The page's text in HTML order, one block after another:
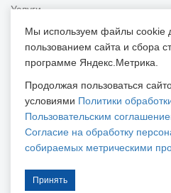
Услуги
Информация
Публичная оферта
Новости и советы
Контакты
Положение об обработке
Пользовательское соглашение
Согласие на обработку
Согласие на обработку
метрическими программами
Мы используем файлы cookie
пользованием сайта и сбора
программе Яндекс.Метрика.
Продолжая пользоваться
условиями Политики
Пользовательским
Согласие на обработку
собираемых метрическими
Принять